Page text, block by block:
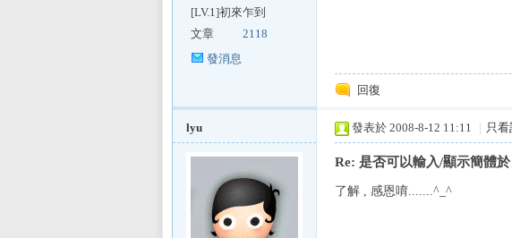
[LV.1]初來乍到
文章
2118
發消息
回復
lyu 發表於 2008-8-12 11:11 | 只
Re: 是否可以輸入/顯示簡體
了解 , 感恩唷.......^_^